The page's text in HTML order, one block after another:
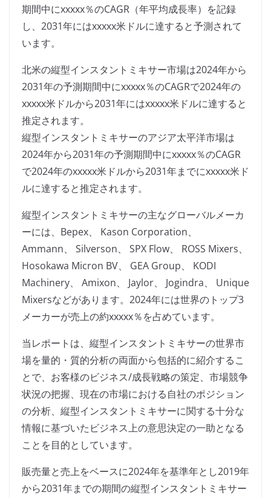
期間中にxxxxx％のCAGR（年平均成長率）を記録
し、2031年にはxxxxx米ドルに達すると予測されて
います。
北米の縦型インスタントミキサー市場は2024年から
2031年の予測期間中にxxxxx％のCAGRで2024年の
xxxxx米ドルから2031年にはxxxxx米ドルに達すると
推定されます。
縦型インスタントミキサーのアジア太平洋市場は
2024年から2031年の予測期間中にxxxxx％のCAGR
で2024年のxxxxx米ドルから2031年までにxxxxx米ド
ルに達すると推定されます。
縦型インスタントミキサーの主なグローバルメーカ
ーには、Bepex、 Kason Corporation、
Ammann、 Silverson、 SPX Flow、 ROSS Mixers、
Hosokawa Micron BV、 GEA Group、 KODI
Machinery、 Amixon、 Jaylor、 Jogindra、 Unique
Mixersなどがあります。2024年には世界のトップ3
メーカーが売上の約xxxxx％を占めています。
当レポートは、縦型インスタントミキサーの世界市
場を量的・質的分析の両面から包括的に紹介するこ
とで、お客様のビジネス/成長戦略の策定、市場競争
状況の把握、現在の市場における自社のポジション
の分析、縦型インスタントミキサーに関する十分な
情報に基づいたビジネス上の意思決定の一助となる
ことを目的としています。
販売量と売上をベースに2024年を基準年とし2019年
から2031年までの期間の縦型インスタントミキサー